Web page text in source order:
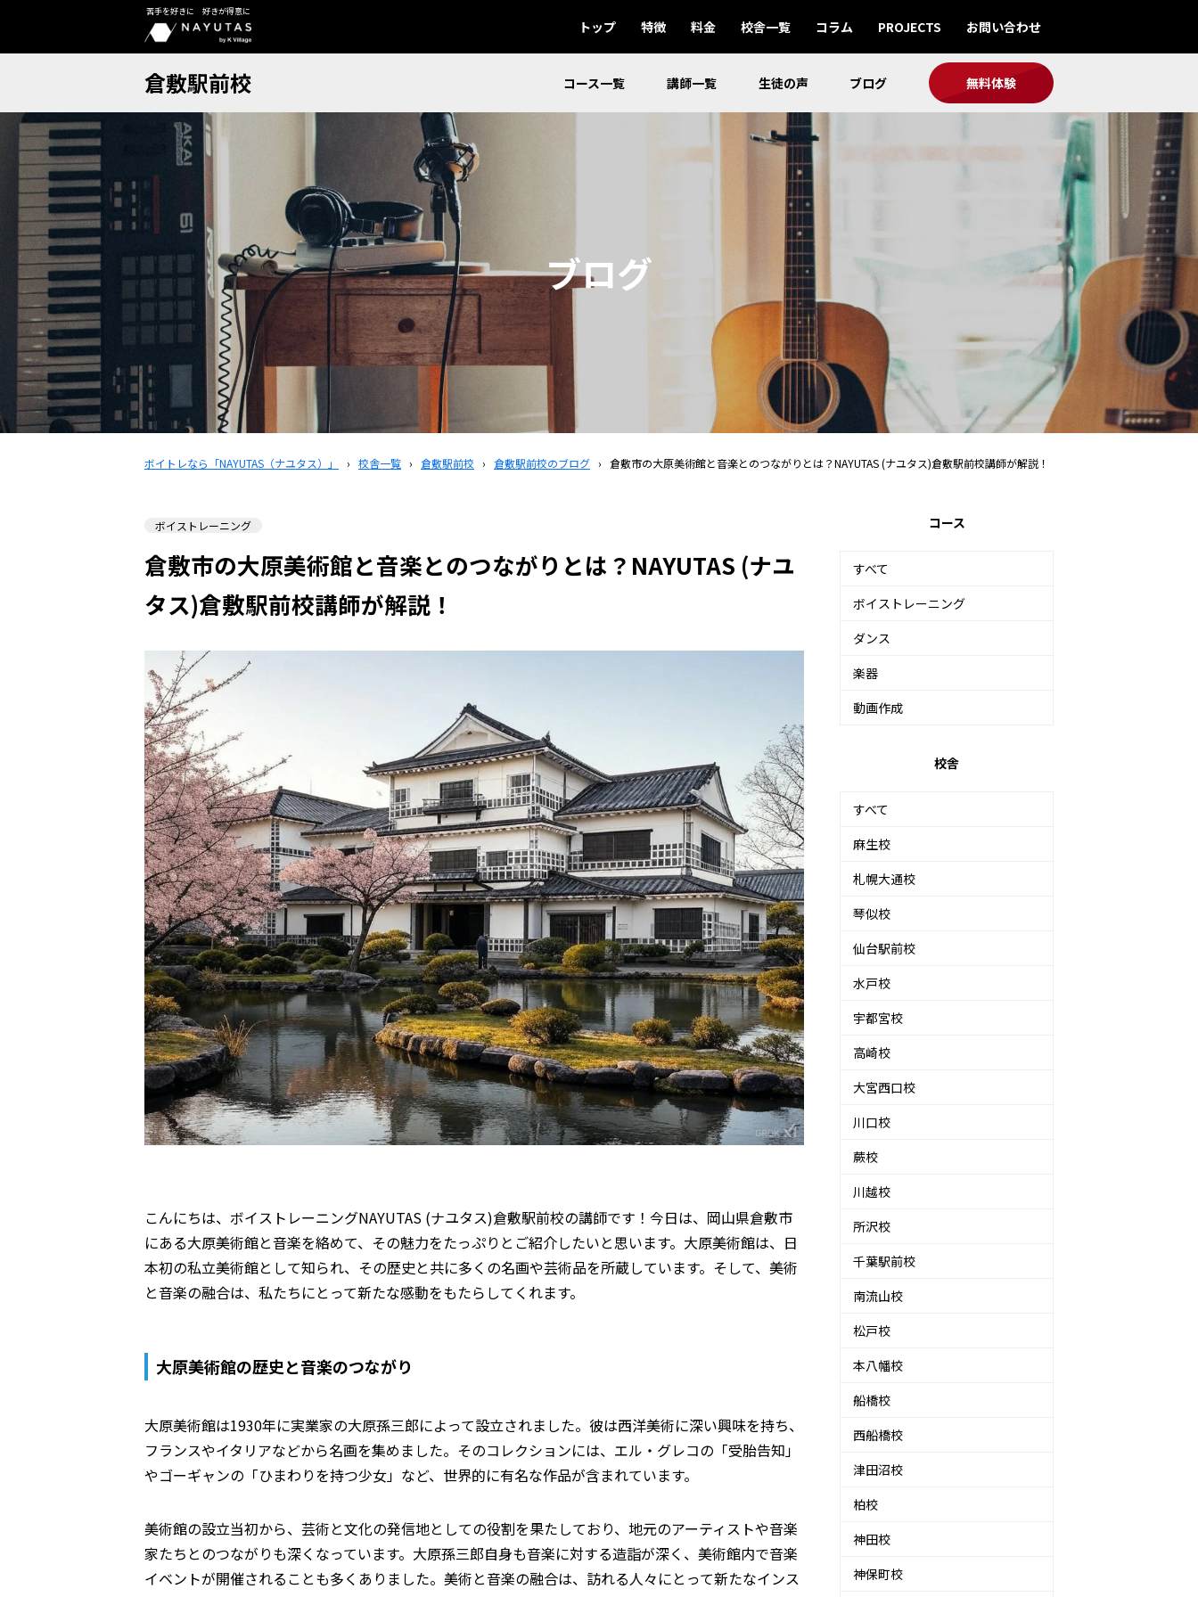
苦手を好きに 好きが得意に
トップ 特徴 料金 校舎一覧 コラム PROJECTS お問い合わせ
倉敷駅前校 コース一覧 講師一覧 生徒の声 ブログ 無料体験
ブログ
ボイトレなら「NAYUTAS（ナユタス）」 › 校舎一覧 › 倉敷駅前校 › 倉敷駅前校のブログ › 倉敷市の大原美術館と音楽とのつながりとは？NAYUTAS (ナユタス)倉敷駅前校講師が解説！
ボイストレーニング
倉敷市の大原美術館と音楽とのつながりとは？NAYUTAS (ナユ
タス)倉敷駅前校講師が解説！
こんにちは、ボイストレーニングNAYUTAS (ナユタス)倉敷駅前校の講師です！今日は、岡山県倉敷市
にある大原美術館と音楽を絡めて、その魅力をたっぷりとご紹介したいと思います。大原美術館は、日
本初の私立美術館として知られ、その歴史と共に多くの名画や芸術品を所蔵しています。そして、美術
と音楽の融合は、私たちにとって新たな感動をもたらしてくれます。
大原美術館の歴史と音楽のつながり
大原美術館は1930年に実業家の大原孫三郎によって設立されました。彼は西洋美術に深い興味を持ち、
フランスやイタリアなどから名画を集めました。そのコレクションには、エル・グレコの「受胎告知」
やゴーギャンの「ひまわりを持つ少女」など、世界的に有名な作品が含まれています。
美術館の設立当初から、芸術と文化の発信地としての役割を果たしており、地元のアーティストや音楽
家たちとのつながりも深くなっています。大原孫三郎自身も音楽に対する造詣が深く、美術館内で音楽
イベントが開催されることも多くありました。美術と音楽の融合は、訪れる人々にとって新たなインス
コース
すべて
ボイストレーニング
ダンス
楽器
動画作成
校舎
すべて
麻生校
札幌大通校
琴似校
仙台駅前校
水戸校
宇都宮校
高崎校
大宮西口校
川口校
蕨校
川越校
所沢校
千葉駅前校
南流山校
松戸校
本八幡校
船橋校
西船橋校
津田沼校
柏校
神田校
神保町校